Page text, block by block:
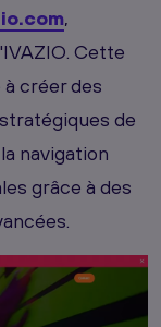
,
Cette
créer des
de
navigation
grâce à des